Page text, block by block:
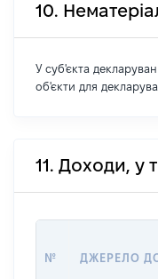
10.
У суб'єкта
об'єкти для
11. Доходи, у
№ ДЖЕРЕЛО